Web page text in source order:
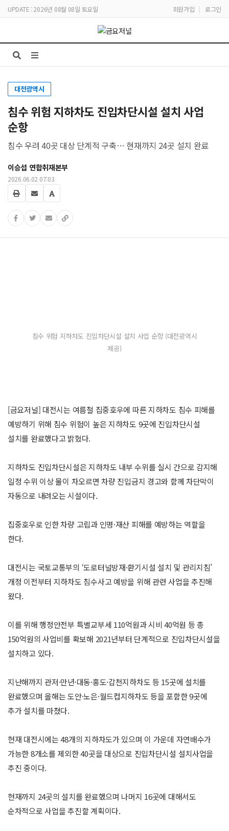
UPDATE : 2026년 08월 08일 토요일 회원가입 | 로그인
대전광역시
침수 위험 지하차도 진입차단시설 설치 사업
순항
침수 우려 40곳 대상 단계적 구축… 현재까지 24곳 설치 완료
이승섭 연합취재본부
2026.06.02 07:03
침수 위험 지하차도 진입차단시설 설치 사업 순항 (대전광역시
제공)
[금요저널] 대전시는 여름철 집중호우에 따른 지하차도 침수 피해를
예방하기 위해 침수 위험이 높은 지하차도 9곳에 진입차단시설
설치를 완료했다고 밝혔다.
지하차도 진입차단시설은 지하차도 내부 수위를 실시 간으로 감지해
일정 수위 이상 물이 차오르면 차량 진입금지 경고와 함께 차단막이
자동으로 내려오는 시설이다.
집중호우로 인한 차량 고립과 인명·재산 피해를 예방하는 역할을
한다.
대전시는 국토교통부의 ‘도로터널방재·환기시설 설치 및 관리지침’
개정 이전부터 지하차도 침수사고 예방을 위해 관련 사업을 추진해
왔다.
이를 위해 행정안전부 특별교부세 110억원과 시비 40억원 등 총
150억원의 사업비를 확보해 2021년부터 단계적으로 진입차단시설을
설치하고 있다.
지난해까지 관저·만년·대동·홍도·갑천지하차도 등 15곳에 설치를
완료했으며 올해는 도안·노은·월드컵지하차도 등을 포함한 9곳에
추가 설치를 마쳤다.
현재 대전시에는 48개의 지하차도가 있으며 이 가운데 자연배수가
가능한 8개소를 제외한 40곳을 대상으로 진입차단시설 설치사업을
추진 중이다.
현재까지 24곳의 설치를 완료했으며 나머지 16곳에 대해서도
순차적으로 사업을 추진할 계획이다.